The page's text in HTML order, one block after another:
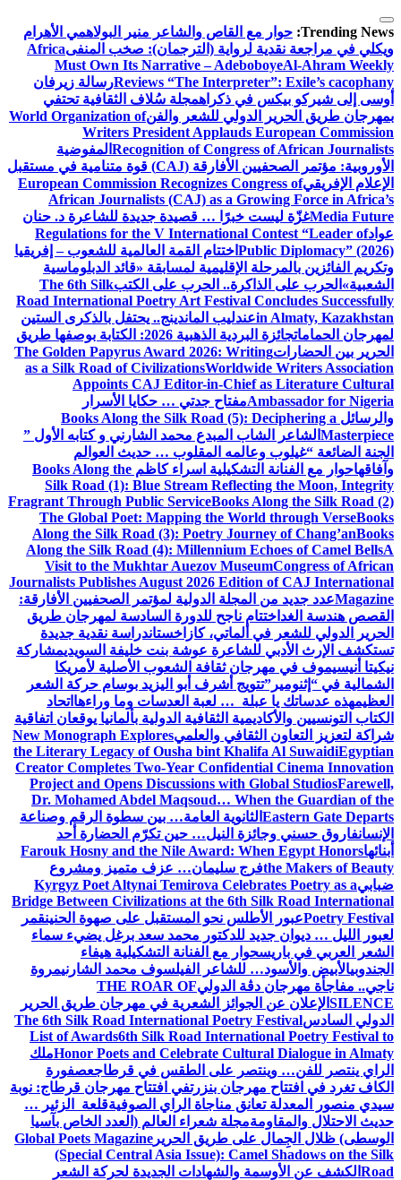
التجاوز
إلى
المحتوى
Trending News: حوار مع القاص والشاعر منير البولاهمي الأهرام
ويكلي في مراجعة نقدية لرواية (الترجمان): صخب المنفىAfrica
Must Own Its Narrative – AdeboboyeAl-Ahram Weekly
Reviews “The Interpreter”: Exile’s cacophanyرسالة زيرفان
أوسى إلى شيركو بيكس في ذكراهمجلة سُلاف الثقافية تحتفي
بمهرجان طريق الحرير الدولي للشعر والفنWorld Organization of
Writers President Applauds European Commission
Recognition of Congress of African Journalists المفوضية
الأوروبية: مؤتمر الصحفيين الأفارقة (CAJ) قوة متنامية في مستقبل
الإعلام الإفريقيEuropean Commission Recognizes Congress of
African Journalists (CAJ) as a Growing Force in Africa’s
Media Futureغزّة ليست خبرًا … قصيدة جديدة للشاعرة د. حنان
عوادRegulations for the V International Contest “Leader of
Public Diplomacy” (2026) اختتام القمة العالمية للشعوب – إفريقيا
وتكريم الفائزين بالمرحلة الإقليمية لمسابقة «قائد الدبلوماسية
الشعبية» الحرب على الذاكرة.. الحرب على الكتبThe 6th Silk
Road International Poetry Art Festival Concludes Successfully
in Almaty, Kazakhstanعندليب الماندينج.. يحتفل بالذكرى الستين
لمهرجان الحمامات
جائزة البردية الذهبية 2026: الكتابة بوصفها طريق
الحرير بين الحضاراتThe Golden Papyrus Award 2026: Writing
as a Silk Road of CivilizationsWorldwide Writers Association
Appoints CAJ Editor-in-Chief as Literature Cultural
Ambassador for Nigeriaمفتاح جدتي … حكايا الأسرار
والرسائل Books Along the Silk Road (5): Deciphering a
Masterpiece الشاعر الشاب المبدع محمد الشارني و كتابه الأول ”
الجنة الضائعة “غيلوب وعالمه المقلوب … حديث العوالم
وآفاقهاحوار مع الفنانة التشكيلية اسراء كاظم Books Along the
Silk Road (1): Blue Stream Reflecting the Moon, Integrity
Fragrant Through Public ServiceBooks Along the Silk Road (2)
The Global Poet: Mapping the World through VerseBooks
Along the Silk Road (3): Poetry Journey of Chang’anBooks
Along the Silk Road (4): Millennium Echoes of Camel BellsA
Visit to the Mukhtar Auezov MuseumCongress of African
Journalists Publishes August 2026 Edition of CAJ International
Magazineعدد جديد من المجلة الدولية لمؤتمر الصحفيين الأفارقة:
القصص هندسة الغد اختتام ناجح للدورة السادسة لمهرجان طريق
الحرير الدولي للشعر في ألماتي، كازاخستاندراسة نقدية جديدة
تستكشف الإرث الأدبي للشاعرة عوشة بنت خليفة السويديمشاركة
نيكيتا أنيسيموف في مهرجان ثقافة الشعوب الأصلية لأمريكا
الشمالية في “إثنومير”تتويج أشرف أبو اليزيد بوسام حركة الشعر
العظيمهذه عدساتك يا عبلة … لعبة العدسات وما وراءها اتحاد
الكتاب التونسيين والأكاديمية الثقافية الدولية بألمانيا يوقعان اتفاقية
شراكة لتعزيز التعاون الثقافي والعلميNew Monograph Explores
the Literary Legacy of Ousha bint Khalifa Al SuwaidiEgyptian
Creator Completes Two-Year Confidential Cinema Innovation
Project and Opens Discussions with Global StudiosFarewell,
Dr. Mohamed Abdel Maqsoud… When the Guardian of the
Eastern Gate Departs الثانوية العامة… بين سطوة الرقم وصناعة
الإنسانفاروق حسني وجائزة النيل… حين تكرّم الحضارة أحد
أبنائهاFarouk Hosny and the Nile Award: When Egypt Honors
the Makers of Beautyفرج سليمان… عزف متميز ومشروع
ضبابيKyrgyz Poet Altynai Temirova Celebrates Poetry as a
Bridge Between Civilizations at the 6th Silk Road International
Poetry Festivalعبور الأطلس نحو المستقبل على صهوة الحنينقمر
لعبور الليل … ديوان جديد للدكتور محمد سعد برغل يضيء سماء
الشعر العربي في باريسحوار مع الفنانة التشكيلية هيفاء
الجندوبيالأبيض والأسود… للشاعر الفيلسوف محمد الشارنيمروة
ناجي.. مفاجأة مهرجان دڨة الدوليTHE ROAR OF
SILENCE الإعلان عن الجوائز الشعرية في مهرجان طريق الحرير
الدولي السادسThe 6th Silk Road International Poetry Festival
List of Awards6th Silk Road International Poetry Festival to
Honor Poets and Celebrate Cultural Dialogue in Almatyملك
الراي ينتصر للفن… وينتصر على الطقس في قرطاجعصفورة
الكاف تغرد في افتتاح مهرجان بنزرتفي افتتاح مهرجان قرطاج: نوبة
سيدي منصور المعدلة تعانق مناجاة الراي الصوفيةقلعة الزئير …
حديث الاحتلال والمقاومةمجلة شعراء العالم (العدد الخاص بآسيا
الوسطى) ظلال الجِمال على طريق الحرير Global Poets Magazine
(Special Central Asia Issue): Camel Shadows on the Silk
Road الكشف عن الأوسمة والشهادات الجديدة لحركة الشعر